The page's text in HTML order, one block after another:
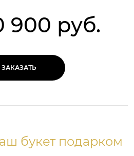
900 руб.
ЗАКАЗАТЬ
букет подарком